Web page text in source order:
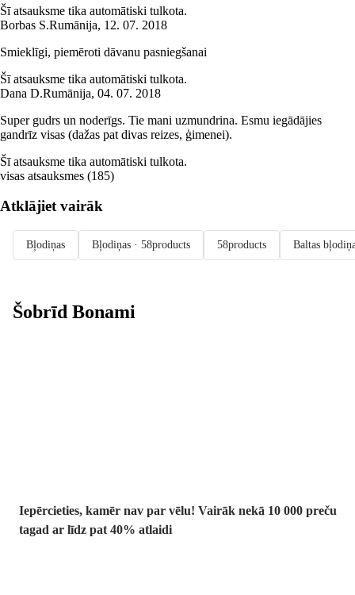
Šī atsauksme tika automātiski tulkota.
Borbas S.Rumānija, 12. 07. 2018
Smieklīgi, piemēroti dāvanu pasniegšanai
Šī atsauksme tika automātiski tulkota.
Dana D.Rumānija, 04. 07. 2018
Super gudrs un noderīgs. Tie mani uzmundrina. Esmu iegādājies
gandrīz visas (dažas pat divas reizes, ģimenei).
Šī atsauksme tika automātiski tulkota.
visas atsauksmes (185)
Atklājiet vairāk
Bļodiņas Bļodiņas · 58products 58products Baltas
Šobrīd Bonami
Iepērcieties, kamēr nav par vēlu! Vairāk nekā 10 000 preču
tagad ar līdz pat 40% atlaidi